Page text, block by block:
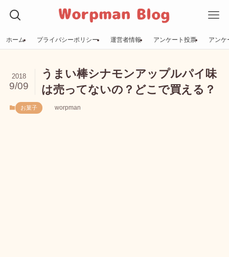
ホーム プライバシーポリシー 運営者情報 アンケート投票 アンケ
うまい棒シナモンアップルパイ味
は売ってないの？どこで買える？
2018
9/09
お菓子 worpman